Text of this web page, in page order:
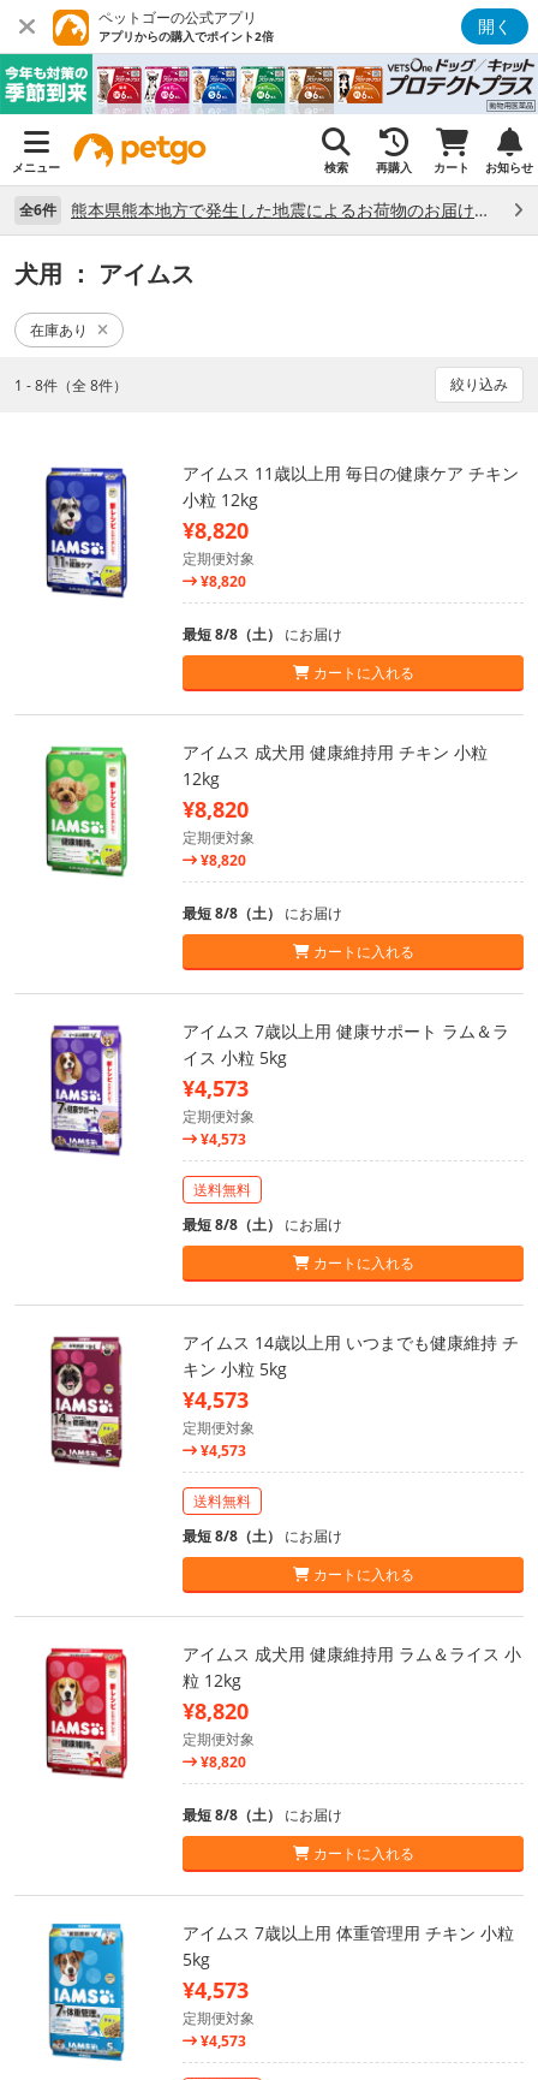
ペットゴーの公式アプリ
アプリからの購入でポイント2倍 開く
メニュー 検索 再購入 カート お知らせ
全6件 熊本県熊本地方で発生した地震によるお荷物のお届け状況について （7/28）
犬用 ： アイムス
在庫あり
1 - 8件（全 8件） 絞り込み
アイムス 11歳以上用 毎日の健康ケア チキン
小粒 12kg
¥8,820
定期便対象
¥8,820
最短 8/8（土） にお届け
カートに入れる
アイムス 成犬用 健康維持用 チキン 小粒
12kg
¥8,820
定期便対象
¥8,820
最短 8/8（土） にお届け
カートに入れる
アイムス 7歳以上用 健康サポート ラム＆ラ
イス 小粒 5kg
¥4,573
定期便対象
¥4,573
送料無料
最短 8/8（土） にお届け
カートに入れる
アイムス 14歳以上用 いつまでも健康維持 チ
キン 小粒 5kg
¥4,573
定期便対象
¥4,573
送料無料
最短 8/8（土） にお届け
カートに入れる
アイムス 成犬用 健康維持用 ラム＆ライス 小
粒 12kg
¥8,820
定期便対象
¥8,820
最短 8/8（土） にお届け
カートに入れる
アイムス 7歳以上用 体重管理用 チキン 小粒
5kg
¥4,573
定期便対象
¥4,573